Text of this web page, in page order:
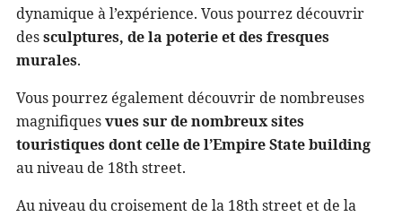
dynamique à l’expérience. Vous pourrez découvrir
dessculptures, de la poterie et des fresques
murales.
Vous pourrez également découvrir de nombreuses
magnifiquesvues sur de nombreux sites
touristiques dont celle de l’Empire State building
au niveau de 18th street.
Au niveau du croisement de la 18th street et de la